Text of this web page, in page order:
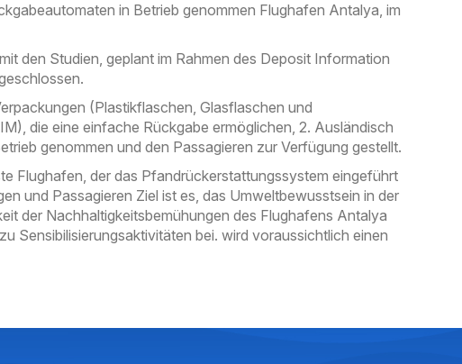
in Betrieb genommen Flughafen Antalya, im
den Studien, geplant im Rahmen des Deposit Information
(Plastikflaschen, Glasflaschen und
die eine einfache Rückgabe ermöglichen, 2. Ausländisch
genommen und den Passagieren zur Verfügung gestellt.
Flughafen, der das Pfandrückerstattungssystem eingeführt
und Passagieren Ziel ist es, das Umweltbewusstsein in der
der Nachhaltigkeitsbemühungen des Flughafens Antalya
Sensibilisierungsaktivitäten bei. wird voraussichtlich einen